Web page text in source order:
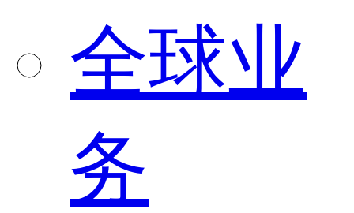
全球业
务